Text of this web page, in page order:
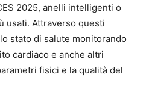
2025, anelli intelligenti o
usati. Attraverso questi
stato di salute monitorando
cardiaco e anche altri
fisici e la qualità del